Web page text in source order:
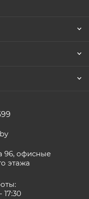
96, офисные
этажа